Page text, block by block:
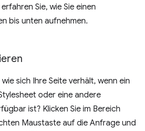
Sie, wie Sie einen
bis unten aufnehmen.
sich Ihre Seite verhält, wenn ein
oder eine andere
ist? Klicken Sie im Bereich
Maustaste auf die Anfrage und